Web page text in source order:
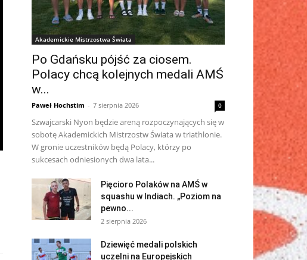
Akademickie Mistrzostwa Świata
Po Gdańsku pójść za ciosem.
Polacy chcą kolejnych medali AMŚ
w...
Paweł Hochstim - 7 sierpnia 2026 0
Szwajcarski Nyon będzie areną rozpoczynających się w
sobotę Akademickich Mistrzostw Świata w triathlonie.
W gronie uczestników będą Polacy, którzy po
sukcesach odniesionych dwa lata...
Pięcioro Polaków na AMŚ w
squashu w Indiach. „Poziom na
pewno...
2 sierpnia 2026
Dziewięć medali polskich
uczelni na Europejskich